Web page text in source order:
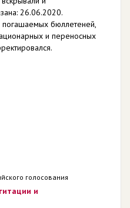
26.06.2020.
бюллетеней,
и переносных
голосования
и